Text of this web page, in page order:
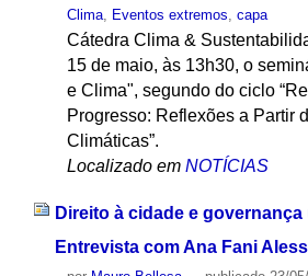
Clima, Eventos extremos, capa
Cátedra Clima &
15 de maio, às 13h30, o
e Clima", segundo do ciclo
Progresso: Reflexões a Partir
Climáticas”.
Localizado em NOTÍCIAS
Direito à cidade e governança
Entrevista com Ana Fani